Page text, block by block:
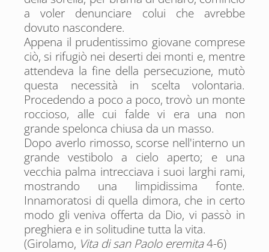
a voler denunciare colui che avrebbe
dovuto nascondere.
Appena il prudentissimo giovane comprese
ciò, si rifugiò nei deserti dei monti e, mentre
attendeva la fine della persecuzione, mutò
questa necessità in scelta volontaria.
Procedendo a poco a poco, trovò un monte
roccioso, alle cui falde vi era una non
grande spelonca chiusa da un masso.
Dopo averlo rimosso, scorse nell'interno un
grande vestibolo a cielo aperto; e una
vecchia palma intrecciava i suoi larghi rami,
mostrando una limpidissima fonte.
Innamoratosi di quella dimora, che in certo
modo gli veniva offerta da Dio, vi passò in
preghiera e in solitudine tutta la vita.
(Girolamo, Vita di san Paolo eremita4-6)